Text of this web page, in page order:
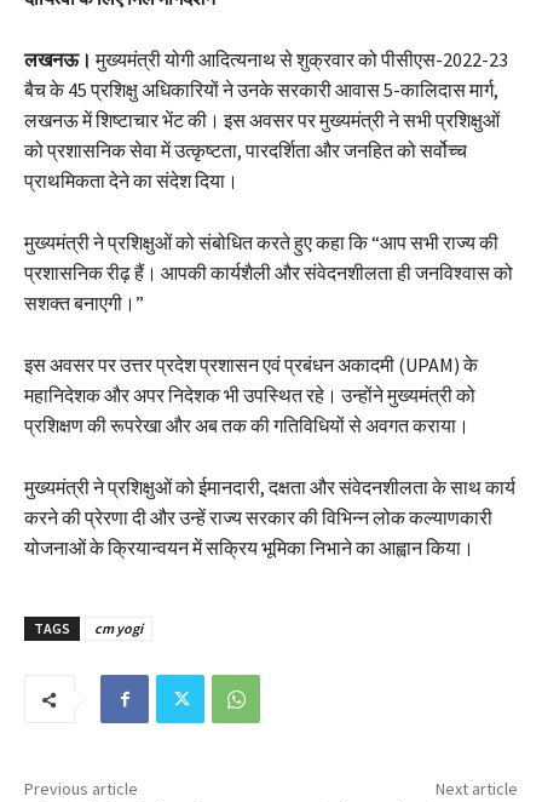
लखनऊ। मुख्यमंत्री योगी आदित्यनाथ से शुक्रवार को पीसीएस-2022-23
बैच के 45 प्रशिक्षु अधिकारियों ने उनके सरकारी आवास 5-कालिदास मार्ग,
लखनऊ में शिष्टाचार भेंट की। इस अवसर पर मुख्यमंत्री ने सभी प्रशिक्षुओं
को प्रशासनिक सेवा में उत्कृष्टता, पारदर्शिता और जनहित को सर्वोच्च
प्राथमिकता देने का संदेश दिया।
मुख्यमंत्री ने प्रशिक्षुओं को संबोधित करते हुए कहा कि “आप सभी राज्य की
प्रशासनिक रीढ़ हैं। आपकी कार्यशैली और संवेदनशीलता ही जनविश्वास को
सशक्त बनाएगी।”
इस अवसर पर उत्तर प्रदेश प्रशासन एवं प्रबंधन अकादमी (UPAM) के
महानिदेशक और अपर निदेशक भी उपस्थित रहे। उन्होंने मुख्यमंत्री को
प्रशिक्षण की रूपरेखा और अब तक की गतिविधियों से अवगत कराया।
मुख्यमंत्री ने प्रशिक्षुओं को ईमानदारी, दक्षता और संवेदनशीलता के साथ कार्य
करने की प्रेरणा दी और उन्हें राज्य सरकार की विभिन्न लोक कल्याणकारी
योजनाओं के क्रियान्वयन में सक्रिय भूमिका निभाने का आह्वान किया।
TAGS cm yogi
Previous article Next article